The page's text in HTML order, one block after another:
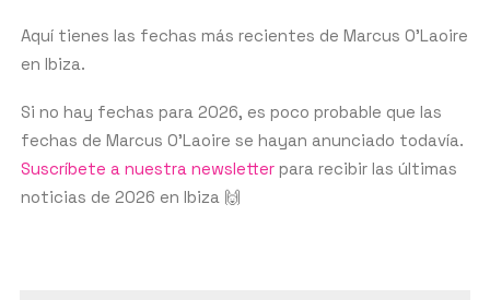
Aquí tienes las fechas más recientes de Marcus O'Laoire
en Ibiza.
Si no hay fechas para 2026, es poco probable que las
fechas de Marcus O'Laoire se hayan anunciado todavía.
Suscríbete a nuestra newsletter para recibir las últimas
noticias de 2026 en Ibiza 🙌